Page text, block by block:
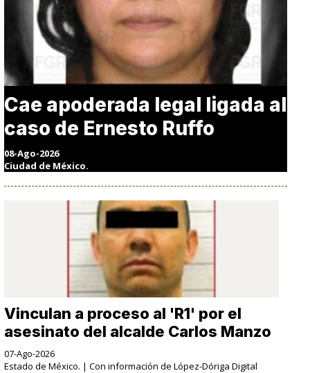
Cae apoderada legal ligada al
caso de Ernesto Ruffo
08-Ago-2026
Ciudad de México.
Vinculan a proceso al 'R1' por el
asesinato del alcalde Carlos Manzo
07-Ago-2026
Estado de México. | Con información de López-Dóriga Digital